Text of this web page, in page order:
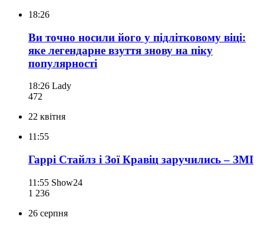
18:26
Ви точно носили його у підлітковому віці:
яке легендарне взуття знову на піку
популярності
18:26 Lady
472
22 квітня
11:55
Гаррі Стайлз і Зої Кравіц заручились – ЗМІ
11:55 Show24
1 236
26 серпня